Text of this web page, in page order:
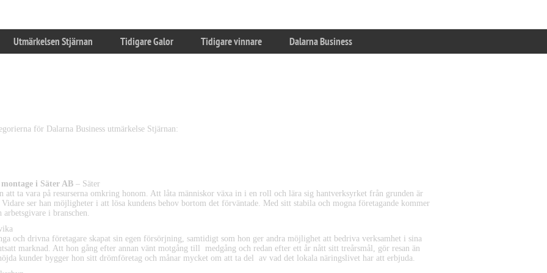
Utmärkelsen Stjärnan Tidigare Galor Tidigare vinnare Dalarna Business
för Dalarna Business utmärkelse Stjärnan:
montage i Säter AB – Säter
att ta vara på resurserna omkring honom. Att låta människor växa in i en roll och lära sig hantverksyrket från grunden är
ser han möjligheter i att lösa kundens behov bortom det förväntade. Med sitt stabila och mogna företagande kommer
i branschen.
och drivna företagare skapat sin egen försörjning, samtidigt som hon ger andra möjlighet att bedriva verksamhet i sina
marknad. Att hon gång efter annan vänt motgång till medgång och redan efter ett år nått sitt treårsmål, gör resan än
kunder bygger hon sitt drömföretag och månar mycket om att ta del av vad det lokala näringslivet har att erbjuda.